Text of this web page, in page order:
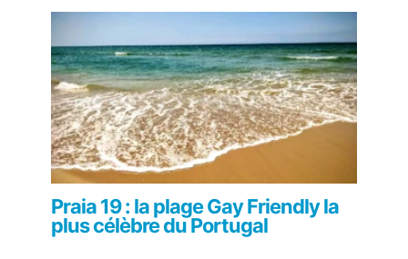
Praia 19 : la plage Gay Friendly la
plus célèbre du Portugal